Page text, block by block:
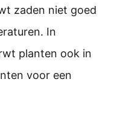
zaden niet goed
In
planten ook in
voor een